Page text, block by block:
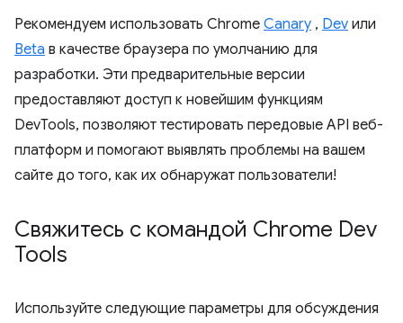
Рекомендуем использовать Chrome Canary , Dev или
Beta в качестве браузера по умолчанию для
разработки. Эти предварительные версии
предоставляют доступ к новейшим функциям
DevTools, позволяют тестировать передовые API веб-
платформ и помогают выявлять проблемы на вашем
сайте до того, как их обнаружат пользователи!
Свяжитесь с командой Chrome Dev
Tools
Используйте следующие параметры для обсуждения